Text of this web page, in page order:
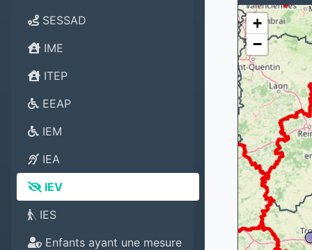
SESSAD
IME
ITEP
EEAP
IEM
IEA
IEV
IES
Enfants ayant une mesure
+
−